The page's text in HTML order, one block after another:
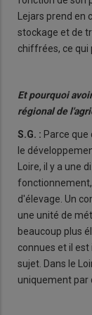
Lejars prend en
stockage et de
chiffrées, ce qui
Et pourquoi
régional de
S.G. : Parce
le
Loire, il y a une
d'élevage. Un
une unité de
beaucoup plus
connues et il
sujet. Dans le
uniquement par